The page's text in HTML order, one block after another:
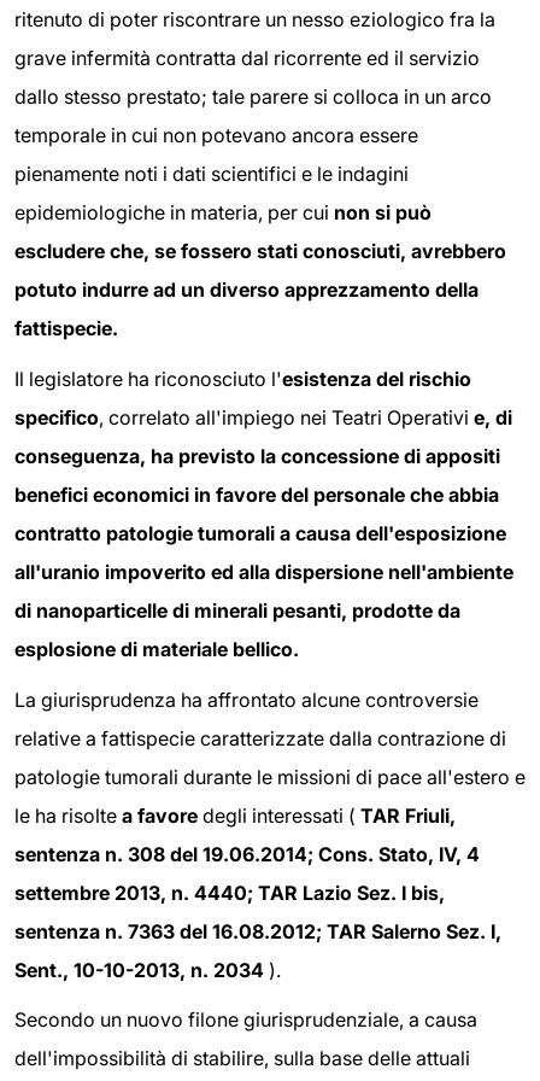
ritenuto di poter riscontrare un nesso eziologico fra la
grave infermità contratta dal ricorrente ed il servizio
dallo stesso prestato; tale parere si colloca in un arco
temporale in cui non potevano ancora essere
pienamente noti i dati scientifici e le indagini
epidemiologiche in materia, per cui non si può
escludere che, se fossero stati conosciuti, avrebbero
potuto indurre ad un diverso apprezzamento della
fattispecie.
Il legislatore ha riconosciuto l'esistenza del rischio
specifico, correlato all'impiego nei Teatri Operativi e, di
conseguenza, ha previsto la concessione di appositi
benefici economici in favore del personale che abbia
contratto patologie tumorali a causa dell'esposizione
all'uranio impoverito ed alla dispersione nell'ambiente
di nanoparticelle di minerali pesanti, prodotte da
esplosione di materiale bellico.
La giurisprudenza ha affrontato alcune controversie
relative a fattispecie caratterizzate dalla contrazione di
patologie tumorali durante le missioni di pace all'estero e
le ha risolte a favore degli interessati ( TAR Friuli,
sentenza n. 308 del 19.06.2014; Cons. Stato, IV, 4
settembre 2013, n. 4440; TAR Lazio Sez. I bis,
sentenza n. 7363 del 16.08.2012; TAR Salerno Sez. I,
Sent., 10-10-2013, n. 2034 ).
Secondo un nuovo filone giurisprudenziale, a causa
dell'impossibilità di stabilire, sulla base delle attuali